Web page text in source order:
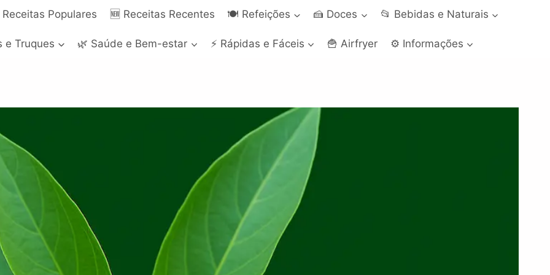
Receitas Populares 🆕 Receitas Recentes 🍽️ Refeições 🍰 Doces 📂 Bebidas e Naturais
e Truques 🌿 Saúde e Bem-estar ⚡ Rápidas e Fáceis 🍟 Airfryer ⚙️ Informações